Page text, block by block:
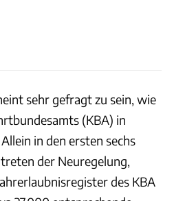
sehr gefragt zu sein, wie
(KBA) in
in den ersten sechs
der Neuregelung,
des KBA